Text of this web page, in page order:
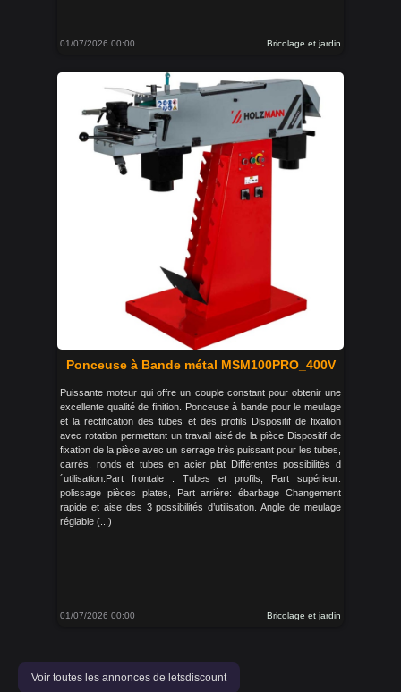
01/07/2026 00:00 Bricolage et jardin
Ponceuse à Bande métal MSM100PRO_400V
Puissante moteur qui offre un couple constant pour obtenir une
excellente qualité de finition. Ponceuse à bande pour le meulage
et la rectification des tubes et des profils Dispositif de fixation
avec rotation permettant un travail aisé de la pièce Dispositif de
fixation de la pièce avec un serrage très puissant pour les tubes,
carrés, ronds et tubes en acier plat Différentes possibilités d
´utilisation:Part frontale : Tubes et profils, Part supérieur:
polissage pièces plates, Part arrière: ébarbage Changement
rapide et aise des 3 possibilités d’utilisation. Angle de meulage
réglable (...)
01/07/2026 00:00 Bricolage et jardin
Voir toutes les annonces de letsdiscount